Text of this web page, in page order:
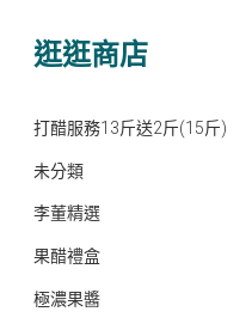
逛逛商店
打醋服務13斤送2斤(15斤)
未分類
李董精選
果醋禮盒
極濃果醬